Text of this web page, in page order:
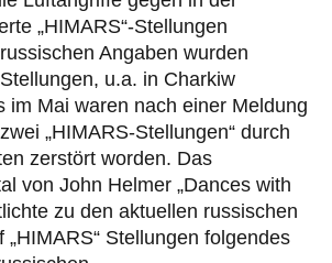
„HIMARS“-Stellungen
Angaben wurden
u.a. in Charkiw
Mai waren nach einer Meldung
„HIMARS-Stellungen“ durch
zerstört worden. Das
von John Helmer „Dances with
zu den aktuellen russischen
„HIMARS“ Stellungen folgendes